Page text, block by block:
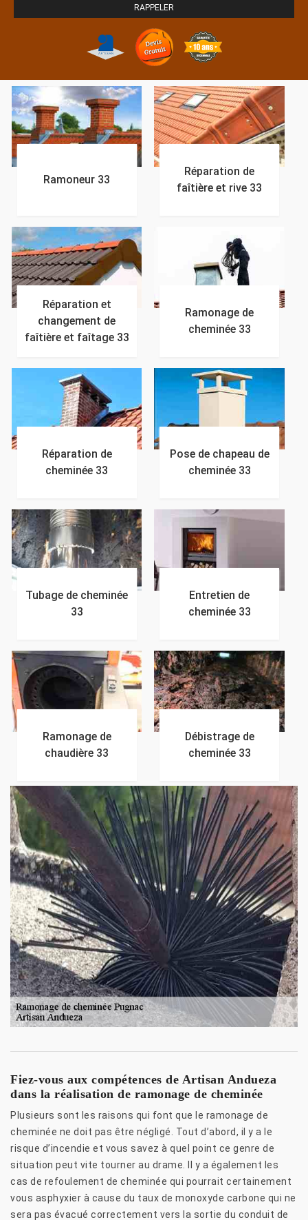
Ramoneur 33
Réparation de
faîtière et rive 33
Réparation et
changement de
faîtière et faîtage 33
Ramonage de
cheminée 33
Réparation de
cheminée 33
Pose de chapeau de
cheminée 33
Tubage de cheminée
33
Entretien de
cheminée 33
Ramonage de
chaudière 33
Débistrage de
cheminée 33
Fiez-vous aux compétences de Artisan Andueza
dans la réalisation de ramonage de cheminée
Plusieurs sont les raisons qui font que le ramonage de
cheminée ne doit pas être négligé. Tout d’abord, il y a le
risque d’incendie et vous savez à quel point ce genre de
situation peut vite tourner au drame. Il y a également les
cas de refoulement de cheminée qui pourrait certainement
vous asphyxier à cause du taux de monoxyde carbone qui ne
sera pas évacué correctement vers la sortie du conduit de